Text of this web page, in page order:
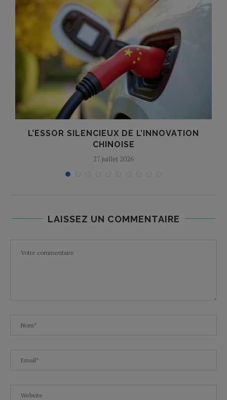
L’ESSOR SILENCIEUX DE L’INNOVATION
CHINOISE
27 juillet 2026
LAISSEZ UN COMMENTAIRE